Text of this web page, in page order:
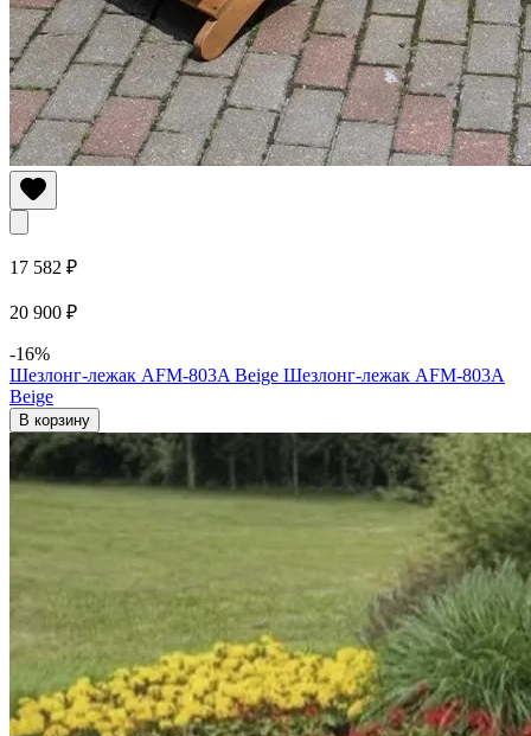
17 582 ₽
20 900 ₽
-16%
Шезлонг-лежак AFM-803A Beige Шезлонг-лежак AFM-803A
Beige
В корзину